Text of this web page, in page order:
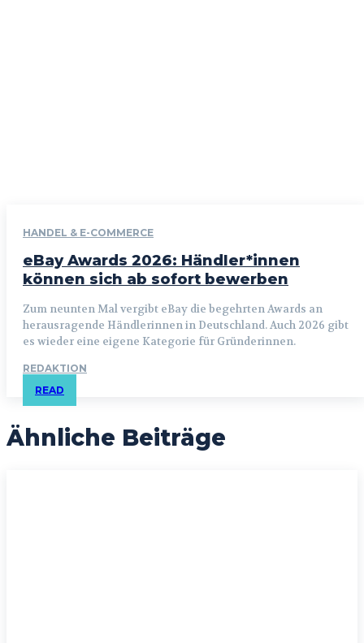
HANDEL & E-COMMERCE
eBay Awards 2026: Händler*innen
können sich ab sofort bewerben
Zum neunten Mal vergibt eBay die begehrten Awards an
herausragende Händlerinnen in Deutschland. Auch 2026 gibt
es wieder eine eigene Kategorie für Gründerinnen.
REDAKTION
READ
Ähnliche Beiträge